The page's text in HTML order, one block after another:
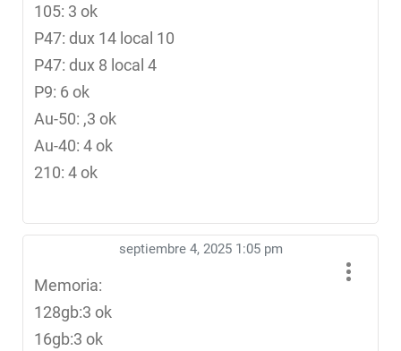
105: 3 ok
P47: dux 14 local 10
P47: dux 8 local 4
P9: 6 ok
Au-50: ,3 ok
Au-40: 4 ok
210: 4 ok
septiembre 4, 2025 1:05 pm
Memoria:
128gb:3 ok
16gb:3 ok